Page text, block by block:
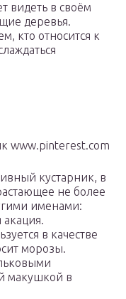
видеть в своём
деревья.
кто относится к
www.pinterest.com
кустарник, в
не более
именами:
акация.
в качестве
морозы.
макушкой в